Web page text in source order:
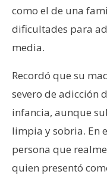
como el de una
dificultades para
media.
Recordó que su
severo de adicción
infancia, aunque
limpia y sobria. En
persona que
quien presentó